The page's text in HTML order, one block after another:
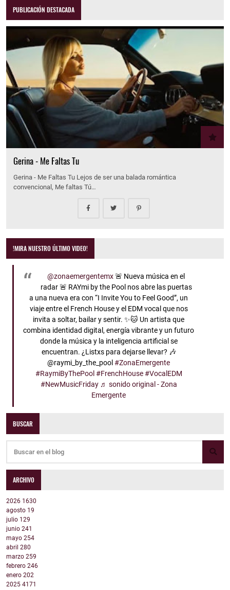
PUBLICACIÓN DESTACADA
Gerina - Me Faltas Tu
Gerina - Me Faltas Tu Lejos de ser una balada romántica
convencional, Me faltas Tú…
!MIRA NUESTRO ÚLTIMO VIDEO!
@zonaemergentemx🚨 Nueva música en el
radar 🚨 RAYmi by the Pool nos abre las puertas
a una nueva era con “I Invite You to Feel Good”, un
viaje entre el French House y el EDM vocal que nos
invita a soltar, bailar y sentir. ✨🐱 Un artista que
combina identidad digital, energía vibrante y un futuro
donde la música y la inteligencia artificial se
encuentran. ¿Listxs para dejarse llevar? 🎶
@raymi_by_the_pool#ZonaEmergente
#RaymiByThePool #FrenchHouse #VocalEDM
#NewMusicFriday ♬ sonido original - Zona
Emergente
BUSCAR
ARCHIVO
2026 1630
agosto 19
julio 129
junio 241
mayo 254
abril 280
marzo 259
febrero 246
enero 202
2025 4171